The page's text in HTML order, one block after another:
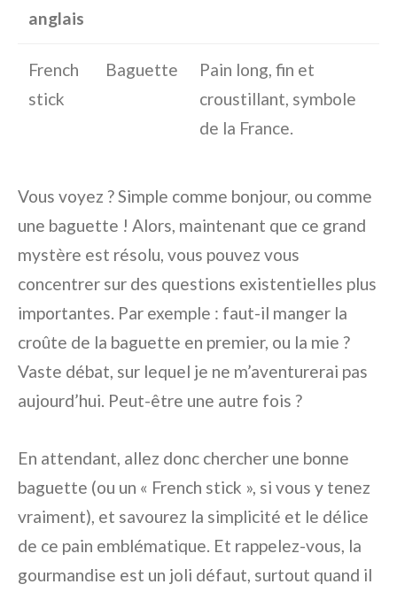
anglais
French
stick
Baguette
Pain long, fin et
croustillant, symbole
de la France.
Vous voyez ? Simple comme bonjour, ou comme
une baguette ! Alors, maintenant que ce grand
mystère est résolu, vous pouvez vous
concentrer sur des questions existentielles plus
importantes. Par exemple : faut-il manger la
croûte de la baguette en premier, ou la mie ?
Vaste débat, sur lequel je ne m’aventurerai pas
aujourd’hui. Peut-être une autre fois ?
En attendant, allez donc chercher une bonne
baguette (ou un « French stick », si vous y tenez
vraiment), et savourez la simplicité et le délice
de ce pain emblématique. Et rappelez-vous, la
gourmandise est un joli défaut, surtout quand il